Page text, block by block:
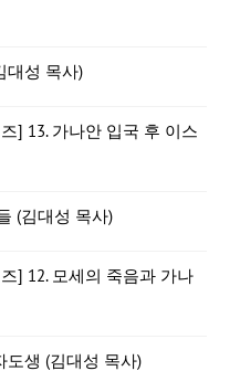
대성 목사)
] 13. 가나안 입국 후 이스
(김대성 목사)
] 12. 모세의 죽음과 가나
도생 (김대성 목사)